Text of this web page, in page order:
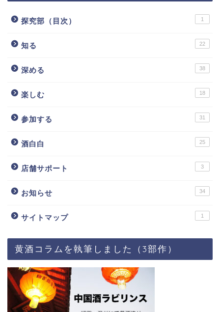
探究部（目次） 1
知る 22
深める 38
楽しむ 18
参加する 31
酒白白 25
店舗サポート 3
お知らせ 34
サイトマップ 1
黄酒コラムを執筆しました（3部作）